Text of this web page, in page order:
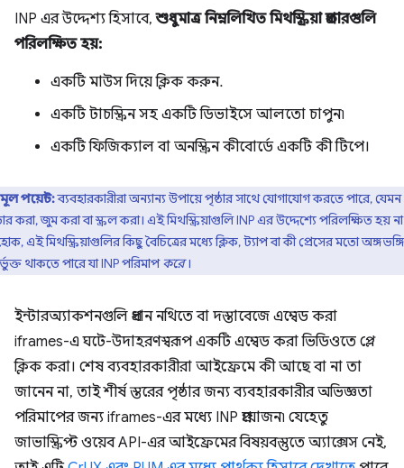
INP এর উদ্দেশ্য হিসাবে,শুধুমাত্র নিম্নলিখিত মিথস্ক্রিয়া প্রকারগুলি
পরিলক্ষিত হয়:
একটি মাউস দিয়ে ক্লিক করুন.
একটি টাচস্ক্রিন সহ একটি ডিভাইসে আলতো চাপুন৷
একটি ফিজিক্যাল বা অনস্ক্রিন কীবোর্ডে একটি কী টিপে।
মূল পয়েন্ট:ব্যবহারকারীরা অন্যান্য উপায়ে পৃষ্ঠার সাথে যোগাযোগ করতে পারে, যেমন
করা, জুম করা বা স্ক্রল করা। এই মিথস্ক্রিয়াগুলি INP এর উদ্দেশ্যে পরিলক্ষিত হয়
এই মিথস্ক্রিয়াগুলির কিছু বৈচিত্রের মধ্যে ক্লিক, ট্যাপ বা কী প্রেসের মতো অঙ্গভঙ্গি
থাকতে পারে যা INP পরিমাপকরে।
ইন্টারঅ্যাকশনগুলি প্রধান নথিতে বা দস্তাবেজে এম্বেড করা
iframes-এ ঘটে-উদাহরণস্বরূপ একটি এম্বেড করা ভিডিওতে প্লে
ক্লিক করা। শেষ ব্যবহারকারীরা আইফ্রেমে কী আছে বা না তা
জানেন না, তাই শীর্ষ স্তরের পৃষ্ঠার জন্য ব্যবহারকারীর অভিজ্ঞতা
পরিমাপের জন্য iframes-এর মধ্যে INP প্রয়োজন৷ যেহেতু
জাভাস্ক্রিপ্ট ওয়েব API-এর আইফ্রেমের বিষয়বস্তুতে অ্যাক্সেস নেই,